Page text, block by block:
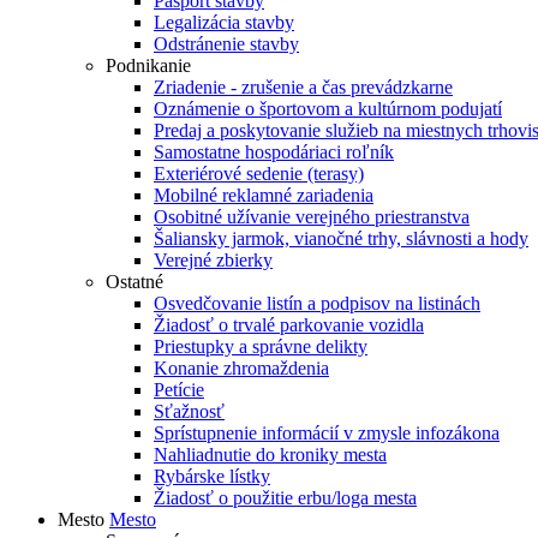
Legalizácia stavby
Odstránenie stavby
Podnikanie
Zriadenie - zrušenie a čas prevádzkarne
Oznámenie o športovom a kultúrnom podujatí
Predaj a poskytovanie služieb na miestnych
Samostatne hospodáriaci roľník
Exteriérové sedenie (terasy)
Mobilné reklamné zariadenia
Osobitné užívanie verejného priestranstva
Šaliansky jarmok, vianočné trhy, slávnosti a hody
Verejné zbierky
Ostatné
Osvedčovanie listín a podpisov na listinách
Žiadosť o trvalé parkovanie vozidla
Priestupky a správne delikty
Konanie zhromaždenia
Petície
Sťažnosť
Sprístupnenie informácií v zmysle infozákona
Nahliadnutie do kroniky mesta
Rybárske lístky
Žiadosť o použitie erbu/loga mesta
Mesto Mesto